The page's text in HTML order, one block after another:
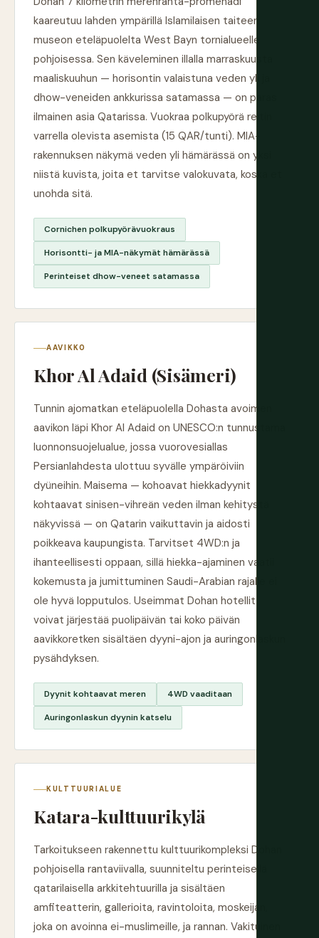
kaareutuu lahden ympärillä Islamilaisen taiteen
museon eteläpuolelta West Bayn tornialueelle
pohjoisessa. Sen käveleminen illalla marraskuusta
maaliskuuhun — horisontin valaistuna veden yli ja
dhow-veneiden ankkurissa satamassa — on paras
ilmainen asia Qatarissa. Vuokraa polkupyörä reitin
varrella olevista asemista (15 QAR/tunti). MIA-
rakennuksen näkymä veden yli hämärässä on yksi
niistä kuvista, joita et tarvitse valokuvata, koska et
unohda sitä.
Cornichen polkupyörävuokraus
Horisontti- ja MIA-näkymät hämärässä
Perinteiset dhow-veneet satamassa
AAVIKKO
Khor Al Adaid (Sisämeri)
Tunnin ajomatkan eteläpuolella Dohasta avoimen
aavikon läpi Khor Al Adaid on UNESCO:n tunnustama
luonnonsuojelualue, jossa vuorovesiallas
Persianlahdesta ulottuu syvälle ympäröiviin
dyüneihin. Maisema — kohoavat hiekkadyynit
kohtaavat sinisen-vihreän veden ilman kehitystä
näkyvissä — on Qatarin vaikuttavin ja aidosti
poikkeava kaupungista. Tarvitset 4WD:n ja
ihanteellisesti oppaan, sillä hiekka-ajaminen vaatii
kokemusta ja jumittuminen Saudi-Arabian rajalle ei
ole hyvä lopputulos. Useimmat Dohan hotellit
voivat järjestää puolipäivän tai koko päivän
aavikkoretken sisältäen dyyni-ajon ja auringonlaskun
pysähdyksen.
Dyynit kohtaavat meren 4WD vaaditaan
Auringonlaskun dyynin katselu
KULTTUURIALUE
Katara-kulttuurikylä
Tarkoitukseen rakennettu kulttuurikompleksi Dohan
pohjoisella rantaviivalla, suunniteltu perinteisellä
qatarilaisella arkkitehtuurilla ja sisältäen
amfiteatterin, gallerioita, ravintoloita, moskeijan,
joka on avoinna ei-muslimeille, ja rannan. Vakituinen